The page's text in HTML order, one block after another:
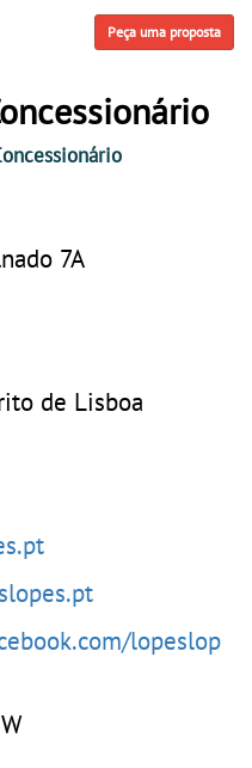
Peça uma proposta
7A
de Lisboa
lopeslop